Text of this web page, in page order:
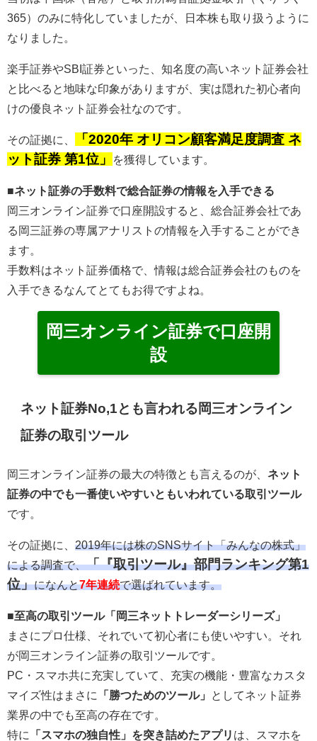
365）のみに特化していましたが、日本株も取り扱うように
なりました。
楽手証券やSBI証券といった、知名度の高いネット証券会社
と比べると地味な印象がありますが、実は隠れた初心者向
けの優良ネット証券会社なのです。
その証拠に、
「2020年 オリコン顧客満足度調査 ネ
ット証券 第1位」
を獲得しています。
■ネット証券の手数料で総合証券の情報を入手できる
岡三オンライン証券で口座開設すると、総合証券会社であ
る岡三証券の専属アナリストの情報を入手することができ
ます。
手数料はネット証券価格で、情報は総合証券会社のものを
入手できるなんてとてもお得ですよね。
岡三オンライン証券で口座開
設
ネット証券No,1とも言われる岡三オンライン
証券の取引ツール
岡三オンライン証券の最大の特徴とも言えるのが、 ネット
証券の中でも一番使いやすいともいわれている取引ツール
です。
その証拠に、 2019年には株のSNSサイト「みんなの株式」
による調査で、「『取引ツール』部門ランキング第1
位」になんと7年連続で選ばれています。
■至高の取引ツール「岡三ネットトレーダーシリーズ」
まさにプロ仕様、それでいて初心者にも使いやすい。それ
が岡三オンライン証券の取引ツールです。
PC・スマホ共に充実していて、充実の機能・豊富なカスタ
マイズ性はまさに
「勝つためのツール」
としてネット証券
業界の中でも至高の存在です。
特に
「スマホの独自性」を突き詰めたアプリ は、スマホを